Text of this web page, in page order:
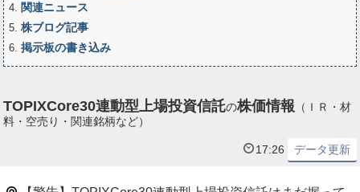
4
関連ニュース
5 株ブログ記事
6 掲示板の書き込み
TOPIXCore30連動型上場投資信託の株価情報 （ＩＲ・材
料・空売り・関連銘柄など）
17:26 データ更新